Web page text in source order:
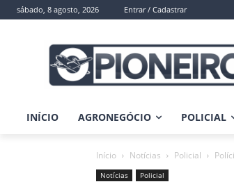
sábado, 8 agosto, 2026 Entrar / Cadastrar
INÍCIO AGRONEGÓCIO POLICIAL
Início Notícias Policial
Notícias Policial